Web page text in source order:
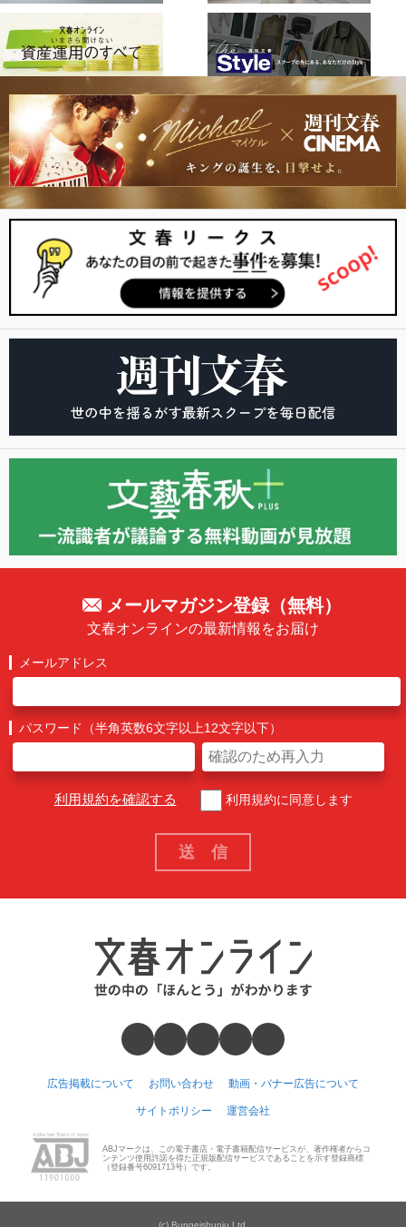
メールマガジン登録（無料）
文春オンラインの最新情報をお届け
メールアドレス
パスワード（半角英数6文字以上12文字以下）
利用規約を確認する 利用規約に同意します
広告掲載について お問い合わせ 動画・バナー広告について
サイトポリシー 運営会社
ABJマークは、この電子書店・電子書籍配信サービスが、著作権者からコ
ンテンツ使用許諾を得た正規版配信サービスであることを示す登録商標
（登録番号6091713号）です。
(c) Bungeishunju Ltd.